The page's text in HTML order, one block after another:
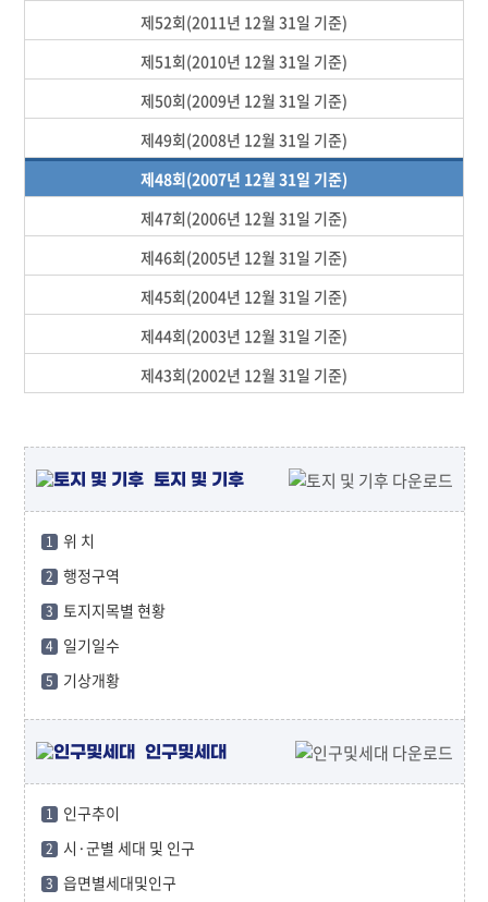
제52회(2011년 12월 31일 기준)
제51회(2010년 12월 31일 기준)
제50회(2009년 12월 31일 기준)
제49회(2008년 12월 31일 기준)
제48회(2007년 12월 31일 기준)
제47회(2006년 12월 31일 기준)
제46회(2005년 12월 31일 기준)
제45회(2004년 12월 31일 기준)
제44회(2003년 12월 31일 기준)
제43회(2002년 12월 31일 기준)
토지 및 기후
1 위 치
2 행정구역
3 토지지목별 현황
4 일기일수
5 기상개황
인구및세대
1 인구추이
2 시·군별 세대 및 인구
3 읍면별세대및인구